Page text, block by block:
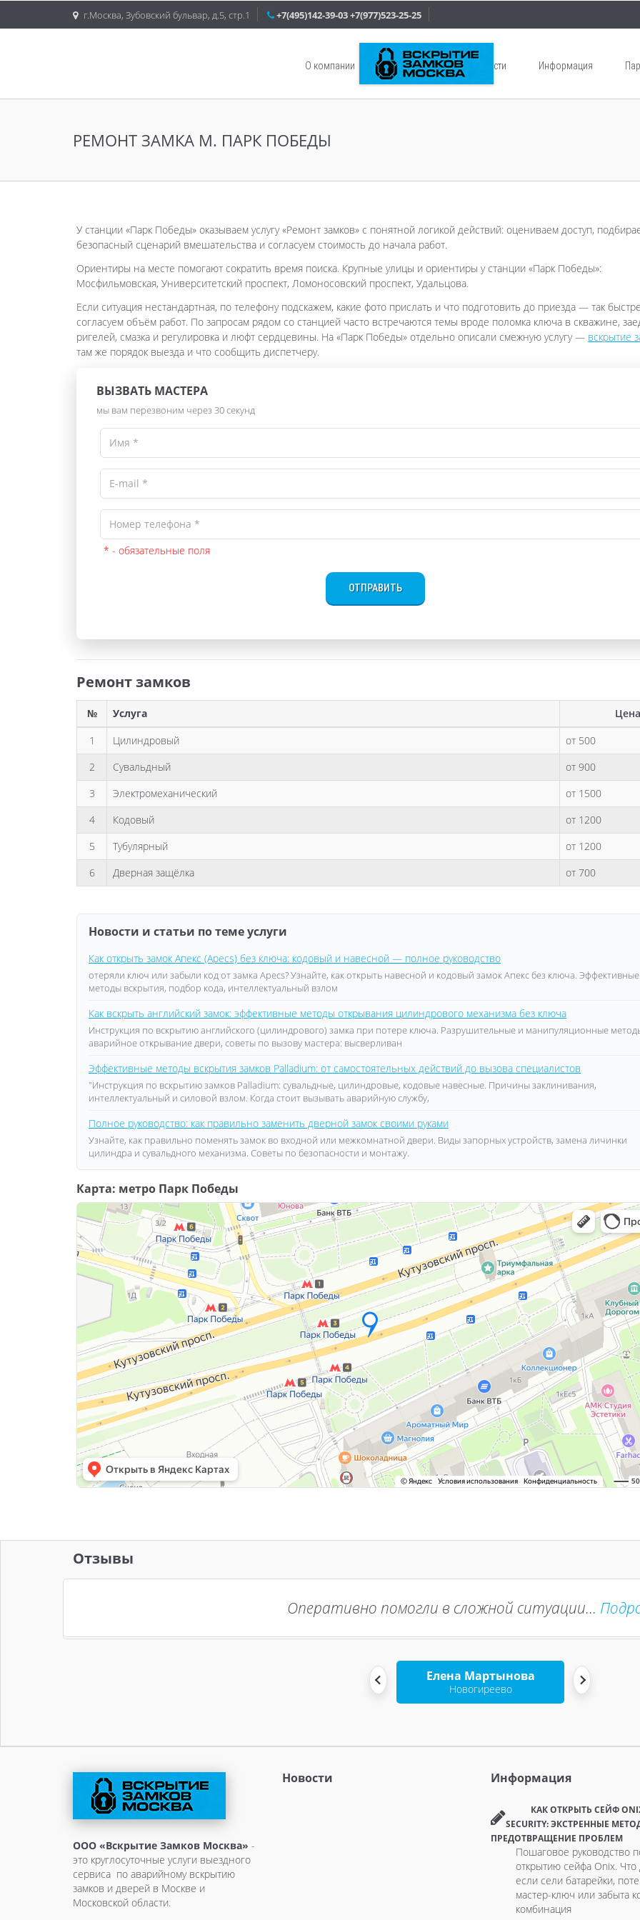
г.Москва, Зубовский бульвар, д.5, стр.1 +7(495)142-39-03+7(977)523-25-25
О компании Услуги Новости Информация
РЕМОНТ ЗАМКА М. ПАРК ПОБЕДЫ
У станции «Парк Победы» оказываем услугу «Ремонт замков» с понятной логикой действий: оцениваем доступ,
безопасный сценарий вмешательства и согласуем стоимость до начала работ.
Ориентиры на месте помогают сократить время поиска. Крупные улицы и ориентиры у станции «Парк Победы»:
Мосфильмовская, Университетский проспект, Ломоносовский проспект, Удальцова.
Если ситуация нестандартная, по телефону подскажем, какие фото прислать и что подготовить до приезда — так
согласуем объём работ. По запросам рядом со станцией часто встречаются темы вроде поломка ключа в скважине,
ригелей, смазка и регулировка и люфт сердцевины. На «Парк Победы» отдельно описали смежную услугу — вскрытие
там же порядок выезда и что сообщить диспетчеру.
ВЫЗВАТЬ МАСТЕРА
мы вам перезвоним через 30 секунд
* - обязательные поля
ОТПРАВИТЬ
Ремонт замков
№ Услуга
1
Цилиндровый
от 500
2
Сувальдный
от 900
3
Электромеханический
от 1500
4
Кодовый
от 1200
5
Тубулярный
от 1200
6
Дверная защёлка от 700
Новости и статьи по теме услуги
Как открыть замок Апекс (Apecs) без ключа: кодовый и навесной — полное руководство
отеряли ключ или забыли код от замка Apecs? Узнайте, как открыть навесной и кодовый замок Апекс без ключа. Эффективные
методы вскрытия, подбор кода, интеллектуальный взлом
Как вскрыть английский замок: эффективные методы открывания цилиндрового механизма без ключа
Инструкция по вскрытию английского (цилиндрового) замка при потере ключа. Разрушительные и манипуляционные
аварийное открывание двери, советы по вызову мастера: высверливан
Эффективные методы вскрытия замков Palladium: от самостоятельных действий до вызова специалистов
"Инструкция по вскрытию замков Palladium: сувальдные, цилиндровые, кодовые навесные. Причины заклинивания,
интеллектуальный и силовой взлом. Когда стоит вызывать аварийную службу,
Полное руководство: как правильно заменить дверной замок своими руками
Узнайте, как правильно поменять замок во входной или межкомнатной двери. Виды запорных устройств, замена личинки
цилиндра и сувальдного механизма. Советы по безопасности и монтажу.
Карта: метро Парк Победы
Отзывы
Оперативно помогли в сложной ситуации...
Елена Мартынова
Новогиреево
ООО «Вскрытие Замков Москва» -
это круглосуточные услуги выездного
сервиса по аварийному вскрытию
замков и дверей в Москве и
Московской области.
Новости Информация
КАК ОТКРЫТЬ СЕЙФ
SECURITY: ЭКСТРЕННЫЕ
ПРЕДОТВРАЩЕНИЕ ПРОБЛЕМ
Пошаговое руководство
открытию сейфа Onix. Что
если сели батарейки,
мастер-ключ или забыта
комбинация